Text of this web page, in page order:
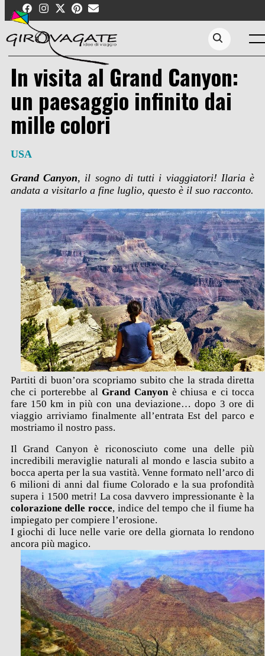
content
Search...
In visita al Grand Canyon:
un paesaggio infinito dai
mille colori
USA
Grand Canyon, il sogno di tutti i viaggiatori! Ilaria è
andata a visitarlo a fine luglio, questo è il suo racconto.
Partiti di buon’ora scopriamo subito che la strada diretta
che ci porterebbe alGrand Canyonè chiusa e ci tocca
fare 150 km in più con una deviazione… dopo 3 ore di
viaggio arriviamo finalmente all’entrata Est del parco e
mostriamo il nostro pass.
Il Grand Canyon è riconosciuto come una delle più
incredibili meraviglie naturali al mondo e lascia subito a
bocca aperta per la sua vastità. Venne formato nell’arco di
6 milioni di anni dal fiume Colorado e la sua profondità
supera i 1500 metri! La cosa davvero impressionante è la
colorazione delle rocce, indice del tempo che il fiume ha
impiegato per compiere l’erosione.
I giochi di luce nelle varie ore della giornata lo rendono
ancora più magico.